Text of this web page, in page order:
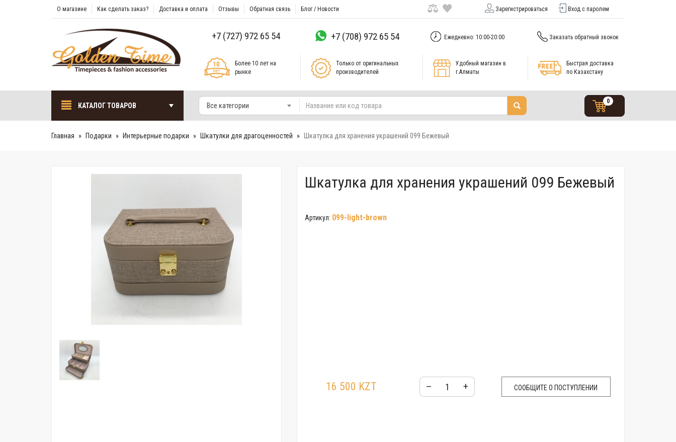
О магазине Как сделать заказ? Доставка и оплата Отзывы Обратная связь Блог / Новости Зарегистрироваться Вход с паролем
+7 (727) 972 65 54 +7 (708) 972 65 54 Ежедневно: 10:00-20:00 Заказать обратный звонок
Более 10 лет на
рынке
Только от оригинальных
производителей
Удобный магазин в
г.Алматы
Быстрая доставка
по Казахстану
КАТАЛОГ ТОВАРОВ Все категории
0
Главная Подарки Интерьерные подарки Шкатулки для драгоценностей Шкатулка для хранения украшений 099 Бежевый
Шкатулка для хранения украшений 099 Бежевый
Артикул: 099-light-brown
16 500 KZT – + СООБЩИТЕ О ПОСТУПЛЕНИИ